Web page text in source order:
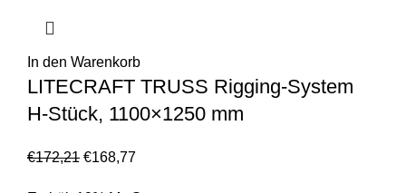
In den Warenkorb
LITECRAFT TRUSS Rigging-System
H-Stück, 1100×1250 mm
€172,21 €168,77